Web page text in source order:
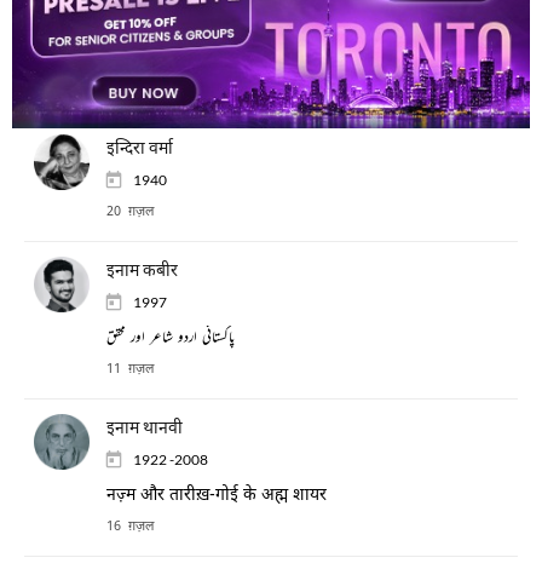
इन्द्र जीत निर्दोश
5 ग़ज़ल
इन्दिरा वर्मा
1940
20 ग़ज़ल
इनाम कबीर
1997
پاکستانی اردو شاعر اور محقق
11 ग़ज़ल
इनाम थानवी
1922 -2008
नज़्म और तारीख़-गोई के अह्म शायर
16 ग़ज़ल